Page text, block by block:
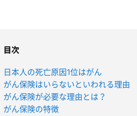
目次
日本人の死亡原因1位はがん
がん保険はいらないといわれる理由
がん保険が必要な理由とは？
がん保険の特徴